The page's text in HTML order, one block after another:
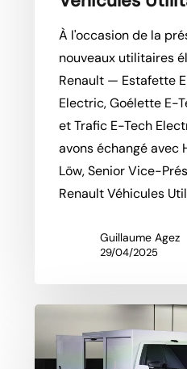
À l'occasion de la
nouveaux utilitaires
Renault — Estafette
Electric, Goélette E-
et Trafic E-Tech
avons échangé avec
Löw, Senior Vice-
Renault Véhicules
Guillaume Agez
29/04/2025
Tech